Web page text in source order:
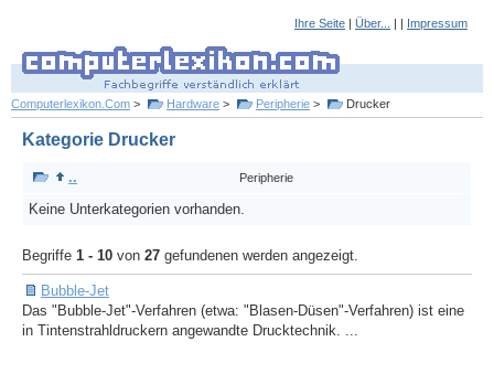
Ihre Seite | Über... | | Impressum
Computerlexikon.Com > Hardware > Peripherie > Drucker
Kategorie Drucker
.. Peripherie
Keine Unterkategorien vorhanden.
Begriffe 1 - 10 von 27 gefundenen werden angezeigt.
Bubble-Jet
Das "Bubble-Jet"-Verfahren (etwa: "Blasen-Düsen"-Verfahren) ist eine
in Tintenstrahldruckern angewandte Drucktechnik. ...